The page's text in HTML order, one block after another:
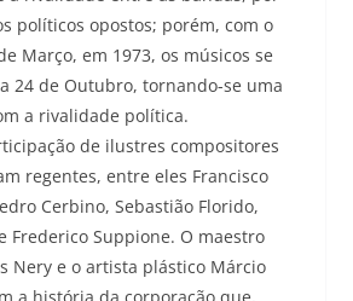
políticos opostos; porém, com o
Março, em 1973, os músicos se
24 de Outubro, tornando-se uma
a rivalidade política.
de ilustres compositores
regentes, entre eles Francisco
Cerbino, Sebastião Florido,
Frederico Suppione. O maestro
Nery e o artista plástico Márcio